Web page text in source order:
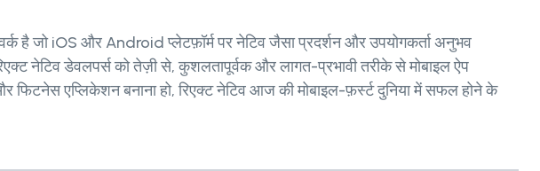
है जो iOS और Android प्लेटफ़ॉर्म पर नेटिव जैसा प्रदर्शन और उपयोगकर्ता अनुभव
नेटिव डेवलपर्स को तेज़ी से, कुशलतापूर्वक और लागत-प्रभावी तरीके से मोबाइल ऐप
फिटनेस एप्लिकेशन बनाना हो, रिएक्ट नेटिव आज की मोबाइल-फ़र्स्ट दुनिया में सफल होने के